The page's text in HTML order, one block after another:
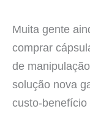
Muita gente
comprar
de
solução nova
custo-benefício